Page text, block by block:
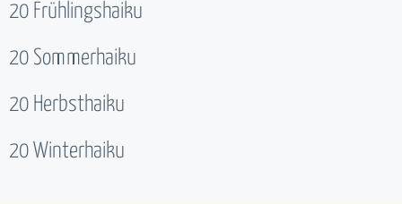
20 Frühlingshaiku
20 Sommerhaiku
20 Herbsthaiku
20 Winterhaiku